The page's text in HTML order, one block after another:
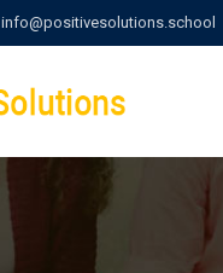
info@positivesolutions.school